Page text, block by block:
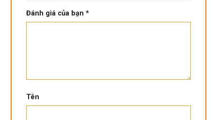
Đánh giá của bạn *
Tên